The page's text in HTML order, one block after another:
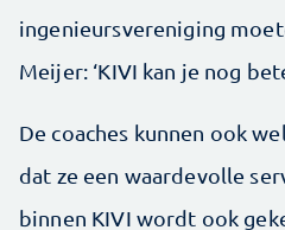
ingenieursvereniging
Meijer: ‘KIVI kan je nog
De coaches kunnen ook
dat ze een waardevolle
binnen KIVI wordt ook